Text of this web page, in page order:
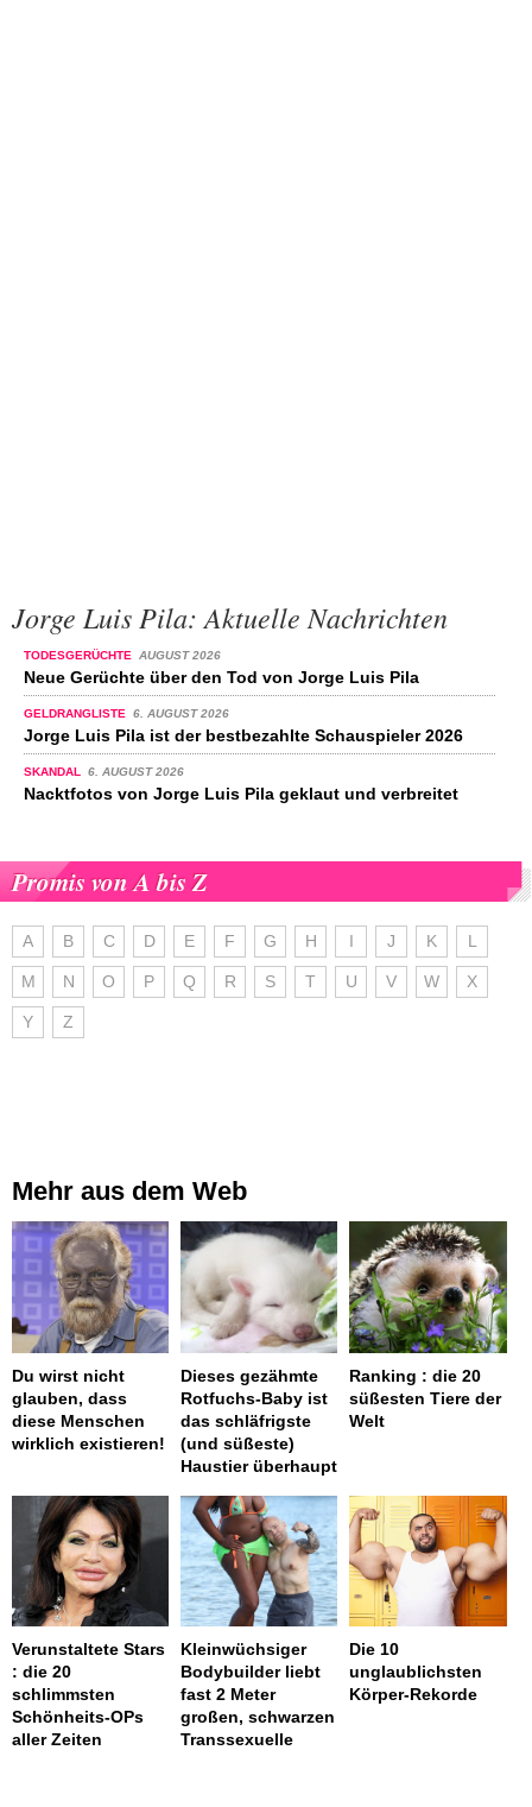
Jorge Luis Pila: Aktuelle Nachrichten
TODESGERÜCHTE AUGUST 2026
Neue Gerüchte über den Tod von Jorge Luis Pila
GELDRANGLISTE 6. AUGUST 2026
Jorge Luis Pila ist der bestbezahlte Schauspieler 2026
SKANDAL 6. AUGUST 2026
Nacktfotos von Jorge Luis Pila geklaut und verbreitet
Promis von A bis Z
A B C D E F G H I J K L
M N O P Q R S T U V W X
Y Z
Mehr aus dem Web
Du wirst nicht
glauben, dass
diese Menschen
wirklich existieren!
Dieses gezähmte
Rotfuchs-Baby ist
das schläfrigste
(und süßeste)
Haustier überhaupt
Ranking : die 20
süßesten Tiere der
Welt
Verunstaltete Stars
: die 20
schlimmsten
Schönheits-OPs
aller Zeiten
Kleinwüchsiger
Bodybuilder liebt
fast 2 Meter
großen, schwarzen
Transsexuelle
Die 10
unglaublichsten
Körper-Rekorde